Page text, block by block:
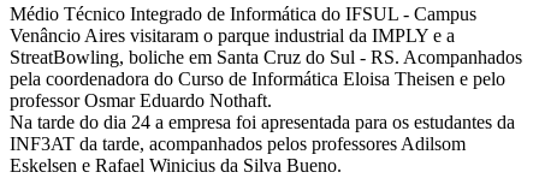
Médio Técnico Integrado de Informática do IFSUL - Campus
Venâncio Aires visitaram o parque industrial da IMPLY e a
StreatBowling, boliche em Santa Cruz do Sul - RS. Acompanhados
pela coordenadora do Curso de Informática Eloisa Theisen e pelo
professor Osmar Eduardo Nothaft.
Na tarde do dia 24 a empresa foi apresentada para os estudantes da
INF3AT da tarde, acompanhados pelos professores Adilsom
Eskelsen e Rafael Winicius da Silva Bueno.